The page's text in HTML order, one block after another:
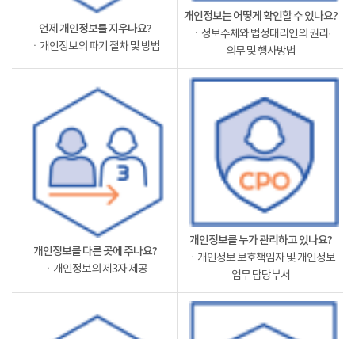
언제 개인정보를 지우나요?
ㆍ개인정보의 파기 절차 및 방법
개인정보는 어떻게 확인할 수 있나요?
ㆍ정보주체와 법정대리인의 권리·
의무 및 행사방법
개인정보를 다른 곳에 주나요?
ㆍ개인정보의 제3자 제공
개인정보를 누가 관리하고 있나요?
ㆍ개인정보 보호책임자 및 개인정보
업무 담당부서